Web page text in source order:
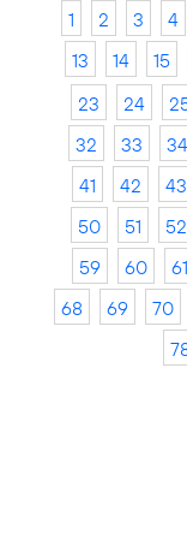
1 2 3 4
13
14 15
23
24
32
33 34
41
42 43
50
51 52
59
60 61
68
69 70